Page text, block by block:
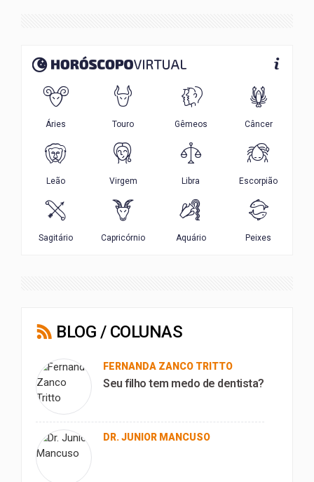
BLOG / COLUNAS
FERNANDA ZANCO TRITTO
Seu filho tem medo de dentista?
DR. JUNIOR MANCUSO